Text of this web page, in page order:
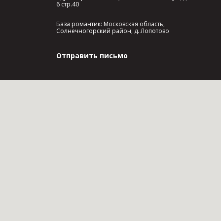
6 стр.40
База романтик: Московская область,
Солнечногорский район, д. Лопотово
Отправить письмо